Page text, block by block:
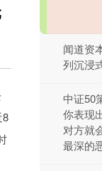
8
闻道资
列沉浸
中证50
你表现
对方就
最深的